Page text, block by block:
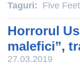
Taguri: Five
Horrorul
malefici”,
27.03.2019